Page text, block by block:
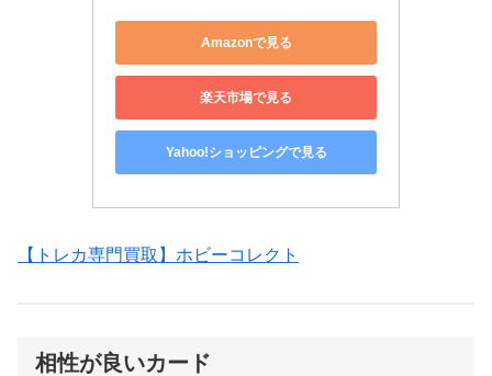
Amazonで見る
楽天市場で見る
Yahoo!ショッピングで見る
【トレカ専門買取】ホビーコレクト
相性が良いカード